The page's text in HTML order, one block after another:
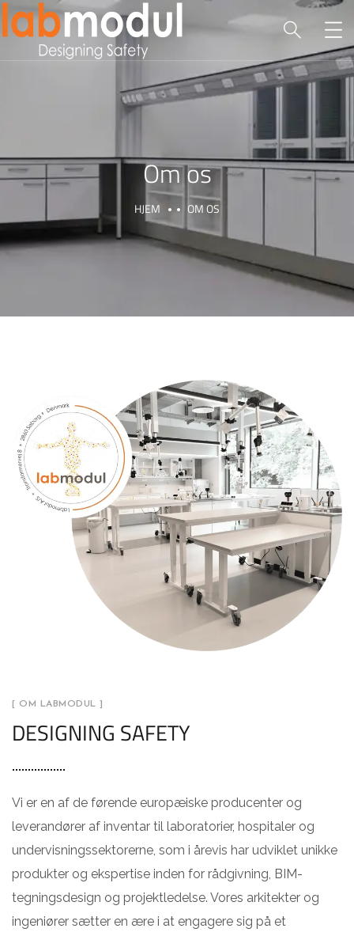
Om os
HJEM OM OS
[ OM LABMODUL ]
DESIGNING SAFETY
Vi er en af de førende europæiske producenter og
leverandører af inventar til laboratorier, hospitaler og
undervisningssektorerne, som i årevis har udviklet unikke
produkter og ekspertise inden for rådgivning, BIM-
tegningsdesign og projektledelse. Vores arkitekter og
ingeniører sætter en ære i at engagere sig på et